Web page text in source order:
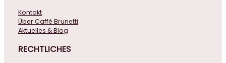
Kontakt
Über Caffé Brunetti
Aktuelles & Blog
RECHTLICHES